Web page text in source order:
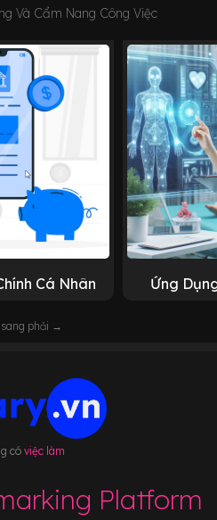
Và Cẩm Nang Công Việc
Cá Nhân Ứng
phải →
cóviệc làm
Platform